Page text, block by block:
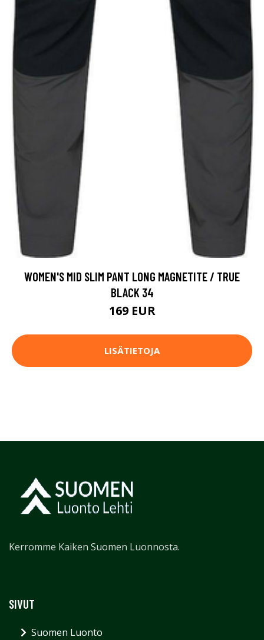
WOMEN'S MID SLIM PANT LONG MAGNETITE / TRUE
BLACK 34
169 EUR
LISÄTIETOJA
Kerromme Kaiken Suomen Luonnosta.
SIVUT
Suomen Luonto